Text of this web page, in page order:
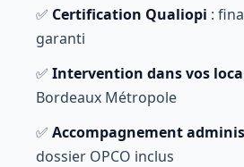
✅ Certification Qualiopi :
garanti
✅ Intervention dans vos
Bordeaux Métropole
✅ Accompagnement
dossier OPCO inclus